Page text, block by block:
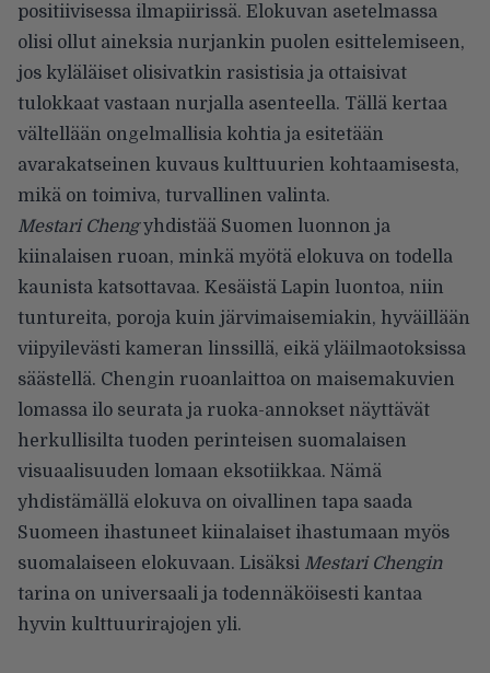
positiivisessa ilmapiirissä. Elokuvan asetelmassa
olisi ollut aineksia nurjankin puolen esittelemiseen,
jos kyläläiset olisivatkin rasistisia ja ottaisivat
tulokkaat vastaan nurjalla asenteella. Tällä kertaa
vältellään ongelmallisia kohtia ja esitetään
avarakatseinen kuvaus kulttuurien kohtaamisesta,
mikä on toimiva, turvallinen valinta.
Mestari Chengyhdistää Suomen luonnon ja
kiinalaisen ruoan, minkä myötä elokuva on todella
kaunista katsottavaa. Kesäistä Lapin luontoa, niin
tuntureita, poroja kuin järvimaisemiakin, hyväillään
viipyilevästi kameran linssillä, eikä yläilmaotoksissa
säästellä. Chengin ruoanlaittoa on maisemakuvien
lomassa ilo seurata ja ruoka-annokset näyttävät
herkullisilta tuoden perinteisen suomalaisen
visuaalisuuden lomaan eksotiikkaa. Nämä
yhdistämällä elokuva on oivallinen tapa saada
Suomeen ihastuneet kiinalaiset ihastumaan myös
suomalaiseen elokuvaan. Lisäksi Mestari Chengin
tarina on universaali ja todennäköisesti kantaa
hyvin kulttuurirajojen yli.